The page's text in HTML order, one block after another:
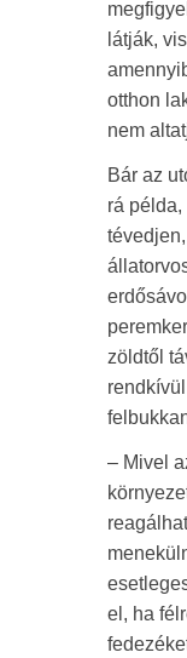
látják,
otthon
nem
Bár az
rá
zöldtől
– Mivel
el, ha